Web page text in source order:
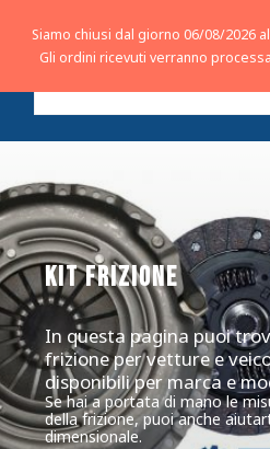
KIT FRIZIONE
In questa pagina puoi
frizione per vetture e
disponibili per marca e
Se hai a portata di mano le
della frizione, puoi anche
dimensionale.
Siamo chiusi dal giorno 06/08/2026
Gli ordini ricevuti verranno